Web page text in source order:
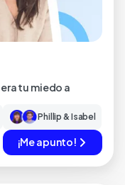
tu miedo a
Phillip & Isabel
¡Me apunto!